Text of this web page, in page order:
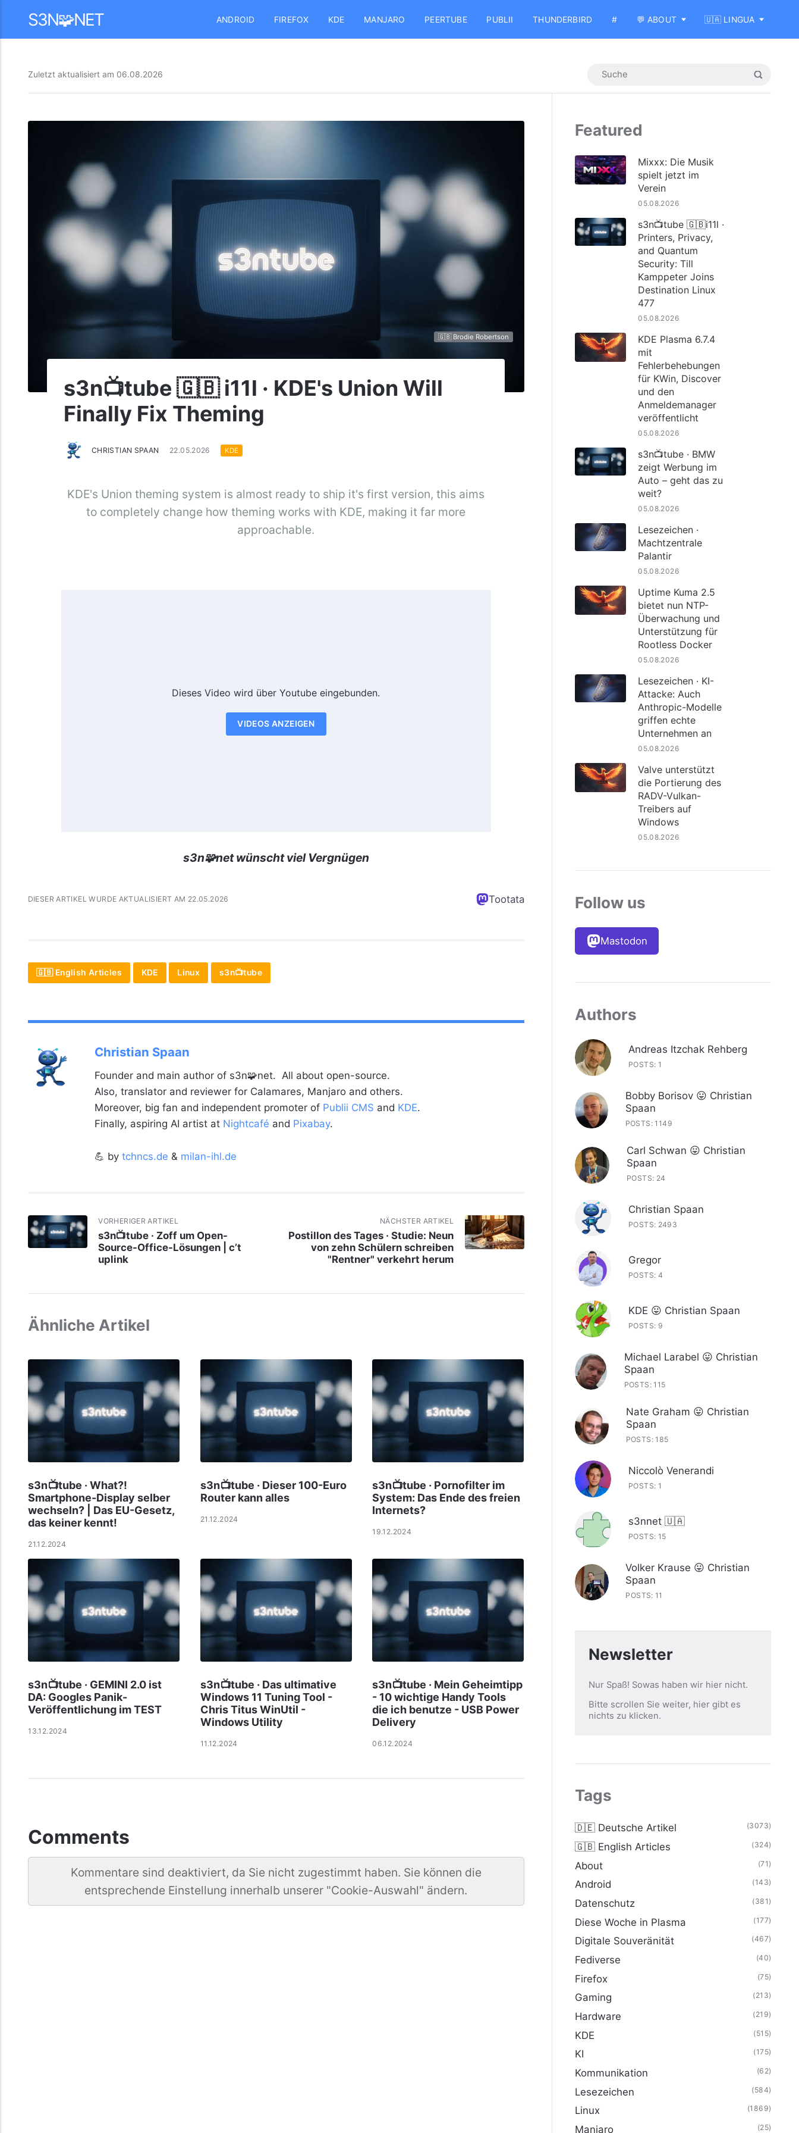
S3N🧩NET ANDROID FIREFOX KDE MANJARO PEERTUBE PUBLII THUNDERBIRD # 💬 ABOUT 🇺🇦 LINGUA
Zuletzt aktualisiert am 06.08.2026
🇬🇧 Brodie Robertson
s3n📺tube 🇬🇧 i11l · KDE's Union Will
Finally Fix Theming
CHRISTIAN SPAAN 22.05.2026 KDE
KDE's Union theming system is almost ready to ship it's first version, this aims
to completely change how theming works with KDE, making it far more
approachable.
Dieses Video wird über Youtube eingebunden.
VIDEOS ANZEIGEN
s3n🧩net wünscht viel Vergnügen
DIESER ARTIKEL WURDE AKTUALISIERT AM 22.05.2026 Tootata
🇬🇧 English Articles KDE Linux s3n📺tube
Christian Spaan
Founder and main author of s3n🧩net. All about open-source.
Also, translator and reviewer for Calamares, Manjaro and others.
Moreover, big fan and independent promoter of Publii CMS and KDE.
Finally, aspiring AI artist at Nightcafé and Pixabay.
💪 by tchncs.de & milan-ihl.de
VORHERIGER ARTIKEL
s3n📺tube · Zoff um Open-
Source-Office-Lösungen | c’t
uplink
NÄCHSTER ARTIKEL
Postillon des Tages · Studie: Neun
von zehn Schülern schreiben
"Rentner" verkehrt herum
Ähnliche Artikel
s3n📺tube · What?!
Smartphone-Display selber
wechseln? | Das EU-Gesetz,
das keiner kennt!
21.12.2024
s3n📺tube · Dieser 100-Euro
Router kann alles
21.12.2024
s3n📺tube · Pornofilter im
System: Das Ende des freien
Internets?
19.12.2024
s3n📺tube · GEMINI 2.0 ist
DA: Googles Panik-
Veröffentlichung im TEST
13.12.2024
s3n📺tube · Das ultimative
Windows 11 Tuning Tool -
Chris Titus WinUtil -
Windows Utility
11.12.2024
s3n📺tube · Mein Geheimtipp
- 10 wichtige Handy Tools
die ich benutze - USB Power
Delivery
06.12.2024
Comments
Kommentare sind deaktiviert, da Sie nicht zugestimmt haben. Sie können die
entsprechende Einstellung innerhalb unserer "Cookie-Auswahl" ändern.
Featured
Mixxx: Die Musik
spielt jetzt im
Verein
05.08.2026
s3n📺tube 🇬🇧i11l ·
Printers, Privacy,
and Quantum
Security: Till
Kamppeter Joins
Destination Linux
477
05.08.2026
KDE Plasma 6.7.4
mit
Fehlerbehebungen
für KWin, Discover
und den
Anmeldemanager
veröffentlicht
05.08.2026
s3n📺tube · BMW
zeigt Werbung im
Auto – geht das zu
weit?
05.08.2026
Lesezeichen ·
Machtzentrale
Palantir
05.08.2026
Uptime Kuma 2.5
bietet nun NTP-
Überwachung und
Unterstützung für
Rootless Docker
05.08.2026
Lesezeichen · KI-
Attacke: Auch
Anthropic-Modelle
griffen echte
Unternehmen an
05.08.2026
Valve unterstützt
die Portierung des
RADV-Vulkan-
Treibers auf
Windows
05.08.2026
Follow us
Mastodon
Authors
Andreas Itzchak Rehberg
POSTS: 1
Bobby Borisov 😛 Christian
Spaan
POSTS: 1149
Carl Schwan 😛 Christian
Spaan
POSTS: 24
Christian Spaan
POSTS: 2493
Gregor
POSTS: 4
KDE 😛 Christian Spaan
POSTS: 9
Michael Larabel 😛 Christian
Spaan
POSTS: 115
Nate Graham 😛 Christian
Spaan
POSTS: 185
Niccolò Venerandi
POSTS: 1
s3nnet 🇺🇦
POSTS: 15
Volker Krause 😛 Christian
Spaan
POSTS: 11
Newsletter
Nur Spaß! Sowas haben wir hier nicht.
Bitte scrollen Sie weiter, hier gibt es
nichts zu klicken.
Tags
🇩🇪 Deutsche Artikel (3073)
🇬🇧 English Articles (324)
About (71)
Android (143)
Datenschutz (381)
Diese Woche in Plasma (177)
Digitale Souveränität (467)
Fediverse (40)
Firefox (75)
Gaming (213)
Hardware (219)
KDE (515)
KI (175)
Kommunikation (62)
Lesezeichen (584)
Linux (1869)
Manjaro (25)